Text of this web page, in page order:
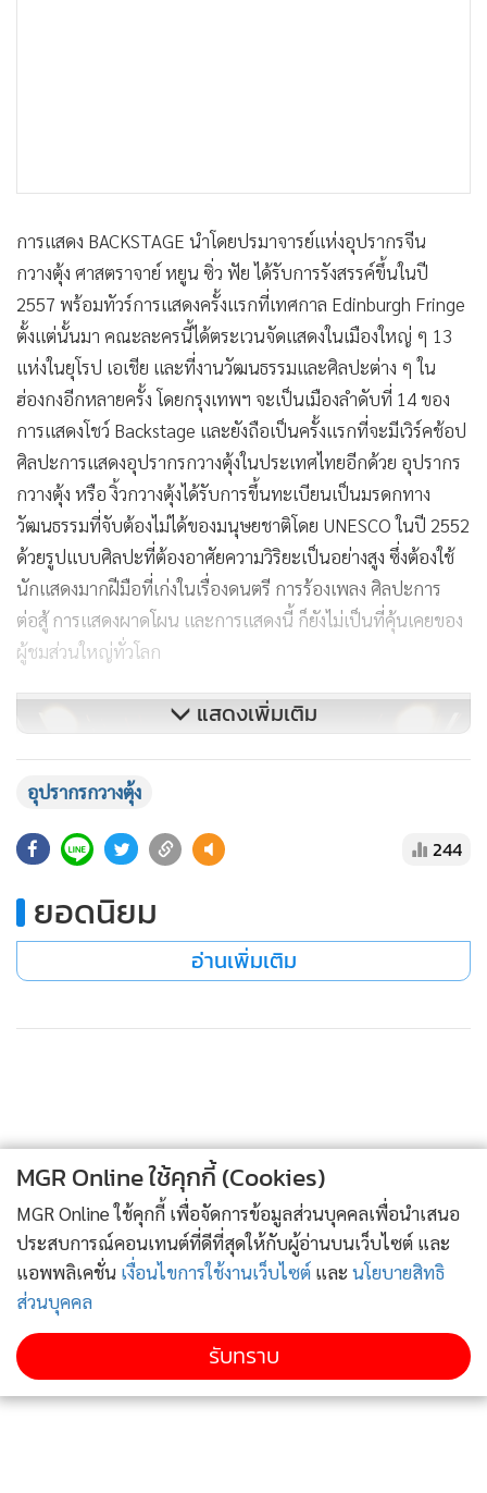
การแสดง BACKSTAGE นำโดยปรมาจารย์แห่งอุปรากรจีน
กวางตุ้ง ศาสตราจาย์ หยูน ซิ่ว ฟัย ได้รับการรังสรรค์ขึ้นในปี
2557 พร้อมทัวร์การแสดงครั้งแรกที่เทศกาล Edinburgh Fringe
ตั้งแต่นั้นมา คณะละครนี้ได้ตระเวนจัดแสดงในเมืองใหญ่ ๆ 13
แห่งในยุโรป เอเชีย และที่งานวัฒนธรรมและศิลปะต่าง ๆ ใน
ฮ่องกงอีกหลายครั้ง โดยกรุงเทพฯ จะเป็นเมืองลำดับที่ 14 ของ
การแสดงโชว์ Backstage และยังถือเป็นครั้งแรกที่จะมีเวิร์คช้อป
ศิลปะการแสดงอุปรากรกวางตุ้งในประเทศไทยอีกด้วย อุปรากร
กวางตุ้ง หรือ งิ้วกวางตุ้งได้รับการขึ้นทะเบียนเป็นมรดกทาง
วัฒนธรรมที่จับต้องไม่ได้ของมนุษยชาติโดย UNESCO ในปี 2552
ด้วยรูปแบบศิลปะที่ต้องอาศัยความวิริยะเป็นอย่างสูง ซึ่งต้องใช้
นักแสดงมากฝีมือที่เก่งในเรื่องดนตรี การร้องเพลง ศิลปะการ
ต่อสู้ การแสดงผาดโผน และการแสดงนี้ ก็ยังไม่เป็นที่คุ้นเคยของ
ผู้ชมส่วนใหญ่ทั่วโลก
แสดงเพิ่มเติม
อุปรากรกวางตุ้ง
244
ยอดนิยม
อ่านเพิ่มเติม
MGR Online ใช้คุกกี้ (Cookies)
MGR Online ใช้คุกกี้ เพื่อจัดการข้อมูลส่วนบุคคลเพื่อนำเสนอ
ประสบการณ์คอนเทนต์ที่ดีที่สุดให้กับผู้อ่านบนเว็บไซต์ และ
แอพพลิเคชั่น เงื่อนไขการใช้งานเว็บไซต์ และ นโยบายสิทธิ
ส่วนบุคคล
รับทราบ